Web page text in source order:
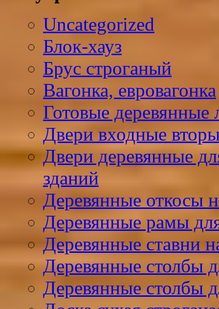
Uncategorized
Блок-хауз
Брус строганый
Вагонка, евровагонка
Готовые деревянные
Двери входные
Двери деревянные
зданий
Деревянные откосы
Деревянные рамы
Деревянные ставни
Деревянные столбы
Деревянные столбы